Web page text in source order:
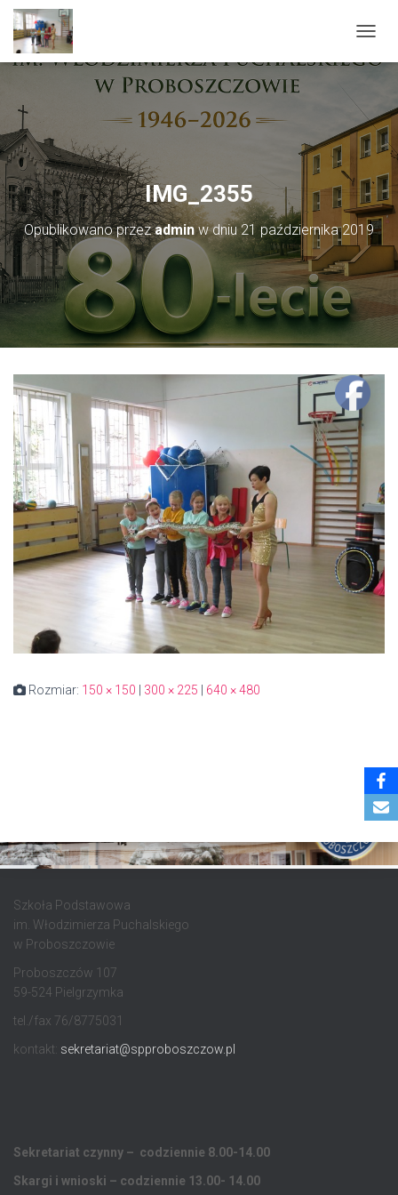
IMG_2355
Opublikowano przezadminw dniu21 października 2019
Rozmiar: 150 × 150 | 300 × 225 | 640 × 480
Szkoła Podstawowa
im. Włodzimierza Puchalskiego
w Proboszczowie
Proboszczów 107
59-524 Pielgrzymka
tel./fax 76/8775031
kontakt: sekretariat@spproboszczow.pl
Sekretariat czynny – codziennie 8.00-14.00
Skargi i wnioski – codziennie 13.00- 14.00